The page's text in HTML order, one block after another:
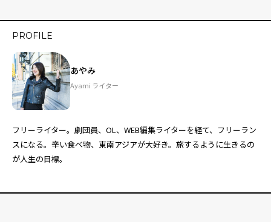
PROFILE
あやみ
Ayami ライター
フリーライター。劇団員、OL、WEB編集ライターを経て、フリーラン
スになる。辛い食べ物、東南アジアが大好き。旅するように生きるの
が人生の目標。